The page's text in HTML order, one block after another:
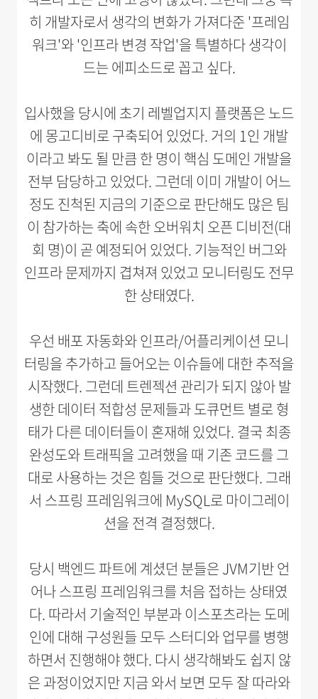
히 개발자로서 생각의 변화가 가져다준 '프레임
워크'와 '인프라 변경 작업'을 특별하다 생각이
드는 에피소드로 꼽고 싶다.
입사했을 당시에 초기 레벨업지지 플랫폼은 노드
에 몽고디비로 구축되어 있었다. 거의 1인 개발
이라고 봐도 될 만큼 한 명이 핵심 도메인 개발을
전부 담당하고 있었다. 그런데 이미 개발이 어느
정도 진척된 지금의 기준으로 판단해도 많은 팀
이 참가하는 축에 속한 오버워치 오픈 디비전(대
회 명)이 곧 예정되어 있었다. 기능적인 버그와
인프라 문제까지 겹쳐져 있었고 모니터링도 전무
한 상태였다.
우선 배포 자동화와 인프라/어플리케이션 모니
터링을 추가하고 들어오는 이슈들에 대한 추적을
시작했다. 그런데 트렌젝션 관리가 되지 않아 발
생한 데이터 적합성 문제들과 도큐먼트 별로 형
태가 다른 데이터들이 혼재해 있었다. 결국 최종
완성도와 트래픽을 고려했을 때 기존 코드를 그
대로 사용하는 것은 힘들 것으로 판단했다. 그래
서 스프링 프레임워크에 MySQL로 마이그레이
션을 전격 결정했다.
당시 백엔드 파트에 계셨던 분들은 JVM기반 언
어나 스프링 프레임워크를 처음 접하는 상태였
다. 따라서 기술적인 부분과 이스포츠라는 도메
인에 대해 구성원들 모두 스터디와 업무를 병행
하면서 진행해야 했다. 다시 생각해봐도 쉽지 않
은 과정이었지만 지금 와서 보면 모두 잘 따라와